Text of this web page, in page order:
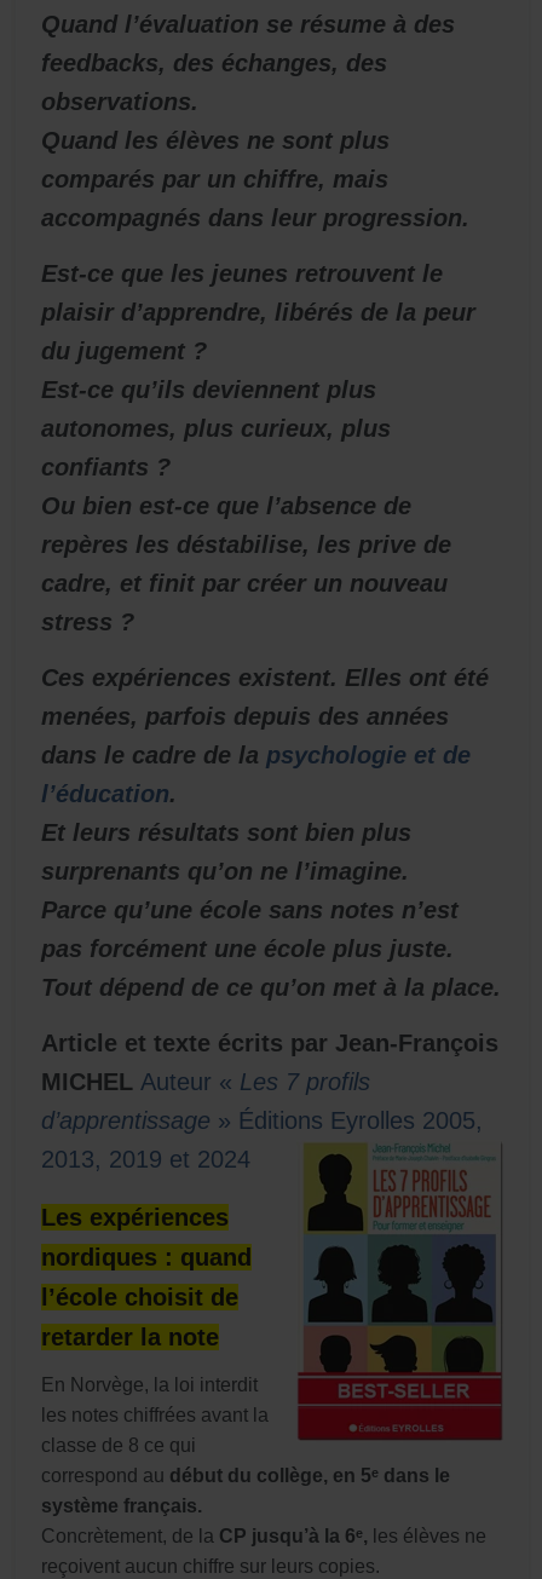
Quand l’évaluation se résume à des
feedbacks, des échanges, des
observations.
Quand les élèves ne sont plus
comparés par un chiffre, mais
accompagnés dans leur progression.
Est-ce que les jeunes retrouvent le
plaisir d’apprendre, libérés de la peur
du jugement ?
Est-ce qu’ils deviennent plus
autonomes, plus curieux, plus
confiants ?
Ou bien est-ce que l’absence de
repères les déstabilise, les prive de
cadre, et finit par créer un nouveau
stress ?
Ces expériences existent. Elles ont été
menées, parfois depuis des années
dans le cadre de la psychologie et de
l’éducation.
Et leurs résultats sont bien plus
surprenants qu’on ne l’imagine.
Parce qu’une école sans notes n’est
pas forcément une école plus juste.
Tout dépend de ce qu’on met à la place.
Article et texte écrits par Jean-François
MICHEL Auteur « Les 7 profils
d’apprentissage » Éditions Eyrolles 2005,
2013, 2019 et 2024
Les expériences
nordiques : quand
l’école choisit de
retarder la note
En Norvège, la loi interdit
les notes chiffrées avant la
classe de 8 ce qui
correspond au début du collège, en 5ᵉ dans le
système français.
Concrètement, de la CP jusqu’à la 6ᵉ, les élèves ne
reçoivent aucun chiffre sur leurs copies.